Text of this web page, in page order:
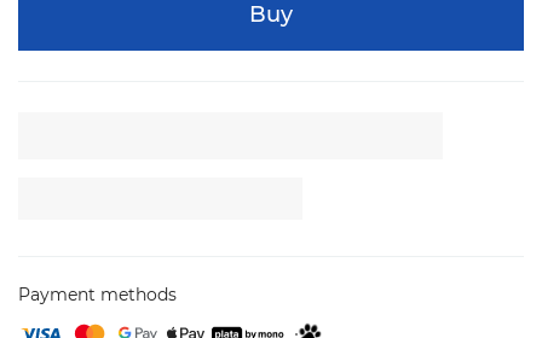
Buy
Payment methods